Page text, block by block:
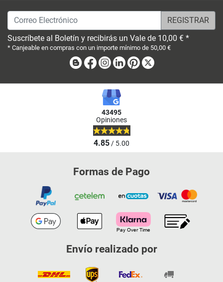
Correo Electrónico
Suscríbete al Boletín y recibirás un Vale de 10,00 € *
* Canjeable en compras con un importe mínimo de 50,00 €
BlogFacebook
Instagram
LinkedinPinterest
43495
Opiniones
4.85/ 5.00
Formas de Pago
Envío realizado por